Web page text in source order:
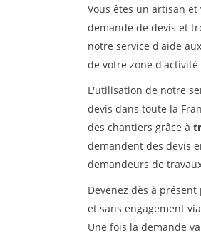
Vous êtes un artisan
demande de devis et
notre service d'aide
de votre zone
L'utilisation de notre
devis dans toute la
des chantiers grâce à
demandent des devis
demandeurs de
Devenez dès à
et sans engagement
Une fois la demande